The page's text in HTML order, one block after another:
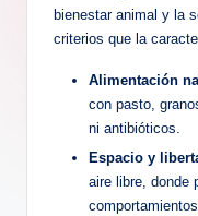
bienestar animal y la
criterios que la
Alimentación
con pasto,
ni antibióticos.
Espacio y
aire libre, donde